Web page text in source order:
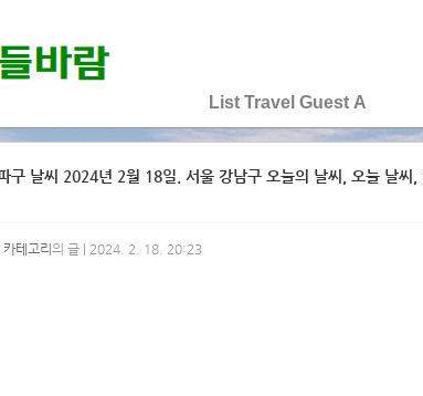
List Travel Guest A
구 날씨 2024년 2월 18일. 서울 강남구 오늘의 날씨, 오늘 날
테고리 의 글 | 2024. 2. 18. 20:23